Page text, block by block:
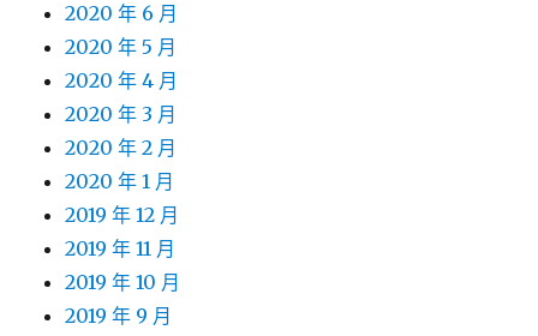
2020 年 6 月
2020 年 5 月
2020 年 4 月
2020 年 3 月
2020 年 2 月
2020 年 1 月
2019 年 12 月
2019 年 11 月
2019 年 10 月
2019 年 9 月